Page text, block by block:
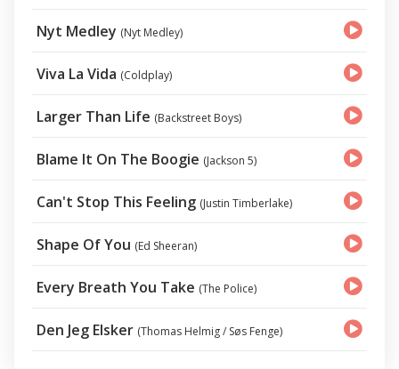
Nyt Medley (Nyt Medley)
Viva La Vida (Coldplay)
Larger Than Life (Backstreet Boys)
Blame It On The Boogie (Jackson 5)
Can't Stop This Feeling (Justin Timberlake)
Shape Of You (Ed Sheeran)
Every Breath You Take (The Police)
Den Jeg Elsker (Thomas Helmig / Søs Fenge)